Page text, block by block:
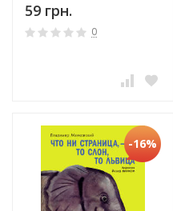
59 грн.
0
-16%